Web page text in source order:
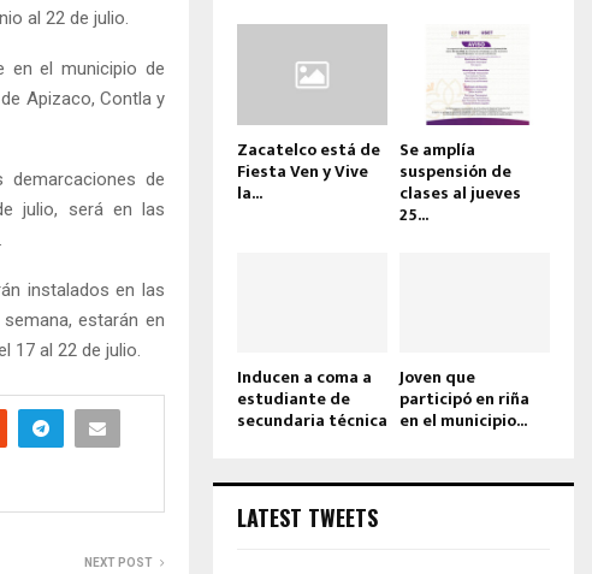
al 22 de julio.
en el municipio de
Apizaco, Contla y
de
julio, será en las
instalados en las
estarán en
17 al 22 de julio.
NEXT POST
Zacatelco está de
Fiesta Ven y Vive
la...
Se amplía
suspensión de
clases al jueves
25...
Inducen a coma a
estudiante de
secundaria técnica
Joven que
participó en riña
en el municipio...
LATEST TWEETS